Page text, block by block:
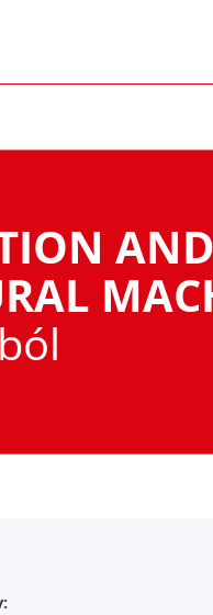
AND